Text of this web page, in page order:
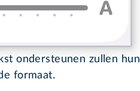
ondersteunen zullen hun
formaat.